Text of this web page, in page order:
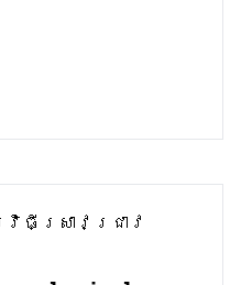
ធី​ស្រាវជ្រាវ​